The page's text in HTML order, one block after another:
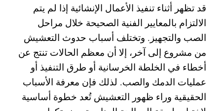
قد تظهر أثناء تنفيذ الأعمال الإنشائية إذا لم يتم
الالتزام بالمعايير الفنية الصحيحة خلال مراحل
الصب والتجهيز. وتختلف أسباب حدوث التعشيش
من مشروع إلى آخر، إلا أن معظم الحالات تنتج عن
أخطاء في الخلطة الخرسانية أو طرق التنفيذ أو
عمليات الدمك والصب. لذلك فإن معرفة الأسباب
الحقيقية وراء ظهور التعشيش تُعد خطوة أساسية